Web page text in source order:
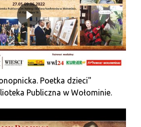
Poetka dzieci"
Publiczna w Wołominie.